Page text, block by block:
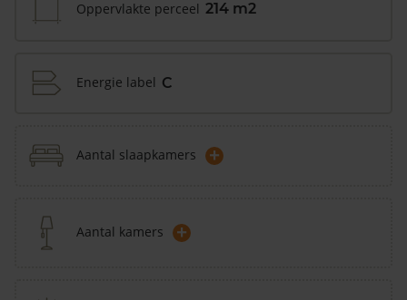
Oppervlakte perceel 214 m2
Energie label C
Aantal slaapkamers +
Aantal kamers +